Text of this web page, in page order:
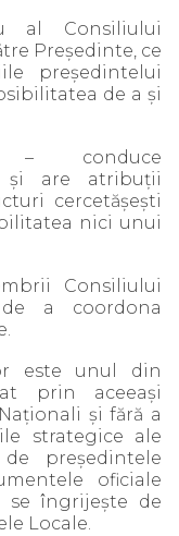
al Consiliului
Președinte, ce
președintelui
de a și
conduce
și are atribuții
cercetășești
nici unui
Consiliului
a coordona
este unul din
prin aceeași
și fără a
strategice ale
președintele
oficiale
se îngrijește de
Locale.